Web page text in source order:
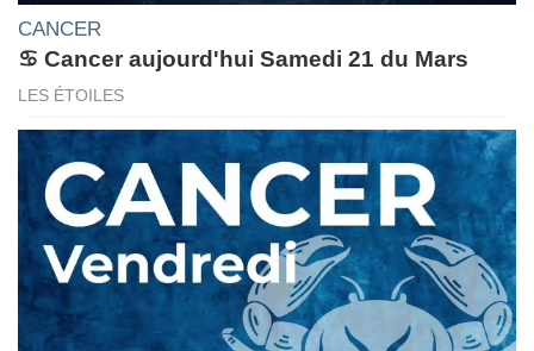
CANCER
♋ Cancer aujourd'hui Samedi 21 du Mars
LES ÉTOILES